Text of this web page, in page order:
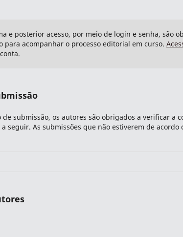
e posterior acesso, por meio de login e senha, são
para acompanhar o processo editorial em curso.
de submissão, os autores são obrigados a verificar a
seguir. As submissões que não estiverem de acordo